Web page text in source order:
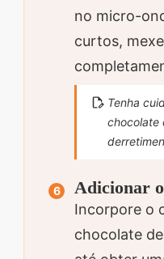
no micro-
curtos,
Tenha
chocolate
Adicionar
Incorpore o
chocolate